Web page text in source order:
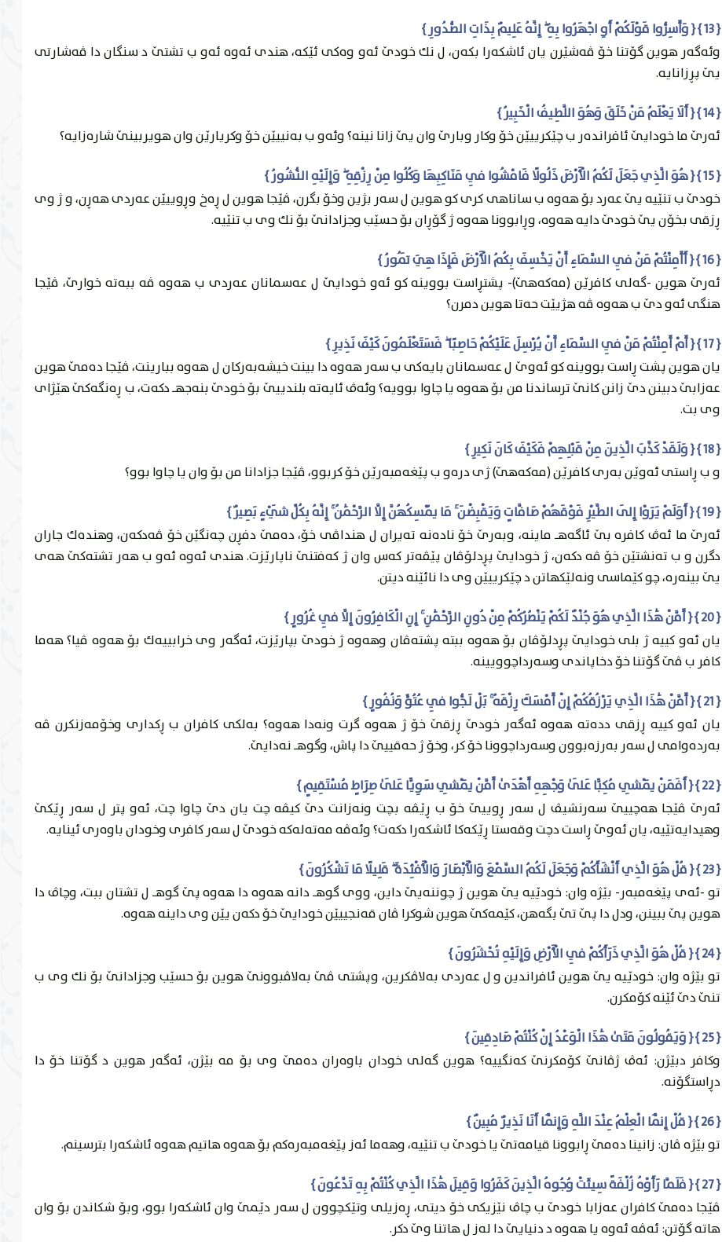
{ 13 } { وَأَسِرُّوا قَوْلَكُمْ أَوِ اجْهَرُوا بِهِ ۖ إِنَّهُ عَلِيمٌ بِذَاتِ الصُّدُورِ }
وئه‌گه‌ر هوين گۆتنا خۆ ڤه‌شێرن يان ئاشكه‌را بكه‌ن، ل نك خودێ ئه‌و وه‌كى ئێكه‌، هندى ئه‌وه‌ ئه‌و ب تشتێ د سنگان دا ڤه‌شارتى
يێ پڕزانايه.
{ 14 } { أَلَا يَعْلَمُ مَنْ خَلَقَ وَهُوَ اللَّطِيفُ الْخَبِيرُ }
ئه‌رێ ما خودايێ ئافرانده‌ر ب چێكرییێن خۆ وكار وبارێ وان يێ زانا نينه‌؟ وئه‌و ب به‌نییێن خۆ وكريارێن وان هويربينێ شاره‌زايه‌؟
{ 15 } { هُوَ الَّذِي جَعَلَ لَكُمُ الْأَرْضَ ذَلُولًا فَامْشُوا فِي مَنَاكِبِهَا وَكُلُوا مِنْ رِزْقِهِ ۖ وَإِلَيْهِ النُّشُورُ }
خودێ ب تنێیه‌ يێ عه‌رد بۆ هه‌وه‌ ب ساناهى كرى كو هوين ل سه‌ر بژين وخۆ بگرن، ڤێجا هوين ل ڕه‌خ وڕوییێن عه‌ردى هه‌ڕن، و ژ وى
ڕزقى بخۆن يێ خودێ دايه‌ هه‌وه‌، وڕابوونا هه‌وه‌ ژ گۆڕان بۆ حسێب وجزادانێ بۆ نك وى ب تنێیه‌.
{ 16 } { أَأَمِنْتُمْ مَنْ فِي السَّمَاءِ أَنْ يَخْسِفَ بِكُمُ الْأَرْضَ فَإِذَا هِيَ تَمُورُ }
ئه‌رێ هوين -گه‌لی كافرێن (مه‌كه‌هێ)- پشتڕاست بووينه‌ كو ئه‌و خودايێ ل عه‌سمانان عه‌ردى ب هه‌وه‌ ڤه‌ ببه‌ته‌ خوارێ، ڤێجا
هنگى ئه‌و دێ ب هه‌وه‌ ڤه‌ هژيێت حه‌تا هوين دمرن؟
{ 17 } { أَمْ أَمِنْتُمْ مَنْ فِي السَّمَاءِ أَنْ يُرْسِلَ عَلَيْكُمْ حَاصِبًا ۖ فَسَتَعْلَمُونَ كَيْفَ نَذِيرِ }
يان هوين پشت ڕاست بووينه‌ كو ئه‌وێ ل عه‌سمانان بايه‌كى ب سه‌ر هه‌وه‌ دا بينت خيشه‌به‌ركان ل هه‌وه‌ ببارينت، ڤێجا ده‌مێ هوين
عه‌زابێ دبينن دێ زانن كانێ ترساندنا من بۆ هه‌وه‌ يا چاوا بوويه‌؟ وئه‌ڤ ئايه‌ته‌ بلندییێ بۆ خودێ بنه‌جهـ دكه‌ت، ب ڕه‌نگه‌كێ هێژاى
وى بت.
{ 18 } { وَلَقَدْ كَذَّبَ الَّذِينَ مِنْ قَبْلِهِمْ فَكَيْفَ كَانَ نَكِيرِ }
و ب ڕاستى ئه‌وێن به‌رى كافرێن (مه‌كه‌هێ) ژى دره‌و ب پێغه‌مبه‌رێن خۆ كربوو، ڤێجا جزادانا من بۆ وان يا چاوا بوو؟
{ 19 } { أَوَلَمْ يَرَوْا إِلَى الطَّيْرِ فَوْقَهُمْ صَافَّاتٍ وَيَقْبِضْنَ ۚ مَا يُمْسِكُهُنَّ إِلَّا الرَّحْمَٰنُ ۚ إِنَّهُ بِكُلِّ شَيْءٍ بَصِيرٌ }
ئه‌رێ ما ئه‌ڤ كافره‌ بێ ئاگه‌هـ ماينه‌، وبه‌رێ خۆ ناده‌نه‌ ته‌يران ل هنداڤى خۆ، ده‌مێ دفڕن چه‌نگێن خۆ ڤه‌دكه‌ن، وهنده‌ك جاران
دگرن و ب ته‌نشتێن خۆ ڤه‌ دكه‌ن، ژ خودايێ پڕدلۆڤان پێڤه‌تر كه‌س وان ژ كه‌فتنێ ناپارێزت. هندى ئه‌وه‌ ئه‌و ب هه‌ر تشته‌كێ هه‌ى
يێ بينه‌ره‌، چو كێماسى ونه‌لێكهاتن د چێكرییێن وى دا نائێنه‌ ديتن.
{ 20 } { أَمَّنْ هَٰذَا الَّذِي هُوَ جُنْدٌ لَكُمْ يَنْصُرُكُمْ مِنْ دُونِ الرَّحْمَٰنِ ۚ إِنِ الْكَافِرُونَ إِلَّا فِي غُرُورٍ }
يان ئه‌و كییه‌ ژ بلی خودايێ پڕدلۆڤان بۆ هه‌وه‌ ببته‌ پشته‌ڤان وهه‌وه ژ خودێ بپارێزت، ئه‌گه‌ر وى خرابییه‌ك بۆ هه‌وه‌ ڤيا؟ هه‌ما
كافر ب ڤێ گۆتنا خۆ دخاپاندى وسه‌رداچوويينه‌.
{ 21 } { أَمَّنْ هَٰذَا الَّذِي يَرْزُقُكُمْ إِنْ أَمْسَكَ رِزْقَهُ ۚ بَلْ لَجُّوا فِي عُتُوٍّ وَنُفُورٍ }
يان ئه‌و كییه‌ ڕزقى دده‌ته‌ هه‌وه‌ ئه‌گه‌ر خودێ ڕزقێ خۆ ژ هه‌وه‌ گرت ونه‌دا هه‌وه‌؟ به‌لكى كافران ب ڕكدارى وخۆمه‌زنكرن ڤه‌
به‌رده‌وامى ل سه‌ر به‌رزه‌بوون وسه‌رداچوونا خۆ كر، وخۆ ژ حه‌قییێ دا پاش، وگوهـ نه‌دايێ.
{ 22 } { أَفَمَنْ يَمْشِي مُكِبًّا عَلَىٰ وَجْهِهِ أَهْدَىٰ أَمَّنْ يَمْشِي سَوِيًّا عَلَىٰ صِرَاطٍ مُسْتَقِيمٍ }
ئه‌رێ ڤێجا هه‌چییێ سه‌رنشيڤ ل سه‌ر ڕوییێ خۆ ب ڕێڤه‌ بچت ونه‌زانت دێ كيڤه‌ چت يان دێ چاوا چت، ئه‌و پتر ل سه‌ر ڕێكێ
وهيدايه‌تێیه‌، يان ئه‌وێ ڕاست دچت وقه‌ستا ڕێكه‌كا ئاشكه‌را دكه‌ت؟ وئه‌ڤه‌ مه‌ته‌له‌كه‌ خودێ ل سه‌ر كافرى وخودان باوه‌رى ئينايه‌.
{ 23 } { قُلْ هُوَ الَّذِي أَنْشَأَكُمْ وَجَعَلَ لَكُمُ السَّمْعَ وَالْأَبْصَارَ وَالْأَفْئِدَةَ ۖ قَلِيلًا مَا تَشْكُرُونَ }
تو -ئه‌ى پێغه‌مبه‌ر- بێژه‌ وان: خودێیه‌ يێ هوين ژ چوننه‌يێ داين، ووى گوهـ دانه‌ هه‌وه‌ دا هه‌وه‌ پێ گوهـ ل تشتان ببت، وچاڤ دا
هوين پێ ببينن، ودل دا پێ تێ بگه‌هن، كێمه‌كێ هوين شوكرا ڤان قه‌نجییێن خودايێ خۆ دكه‌ن يێن وى داينه‌ هه‌وه‌.
{ 24 } { قُلْ هُوَ الَّذِي ذَرَأَكُمْ فِي الْأَرْضِ وَإِلَيْهِ تُحْشَرُونَ }
تو بێژه‌ وان: خودێیه‌ يێ هوين ئافراندين و ل عه‌ردى به‌لاڤكرين، وپشتى ڤێ به‌لاڤبوونێ هوين بۆ حسێب وجزادانێ بۆ نك وى ب
تنێ دێ ئێنه‌ كۆمكرن.
{ 25 } { وَيَقُولُونَ مَتَىٰ هَٰذَا الْوَعْدُ إِنْ كُنْتُمْ صَادِقِينَ }
وكافر دبێژن: ئه‌ڤ ژڤانێ كۆمكرنێ كه‌نگییه‌؟ هوين گه‌لی خودان باوه‌ران ده‌مێ وى بۆ مه‌ بێژن، ئه‌گه‌ر هوين د گۆتنا خۆ دا
دڕاستگۆنه‌.
{ 26 } { قُلْ إِنَّمَا الْعِلْمُ عِنْدَ اللَّهِ وَإِنَّمَا أَنَا نَذِيرٌ مُبِينٌ }
تو بێژه‌ ڤان: زانينا ده‌مێ ڕابوونا قيامه‌تێ يا خودێ ب تنێیه‌، وهه‌ما ئه‌ز پێغه‌مبه‌ره‌كم بۆ هه‌وه‌ هاتيم هه‌وه‌ ئاشكه‌را بترسينم.
{ 27 } { فَلَمَّا رَأَوْهُ زُلْفَةً سِيئَتْ وُجُوهُ الَّذِينَ كَفَرُوا وَقِيلَ هَٰذَا الَّذِي كُنْتُمْ بِهِ تَدَّعُونَ }
ڤێجا ده‌مێ كافران عه‌زابا خودێ ب چاڤ نێزيكى خۆ ديتى، ڕه‌زيلی وتێكچوون ل سه‌ر دێمێ وان ئاشكه‌را بوو، وبۆ شكاندن بۆ وان
هاته‌ گۆتن: ئه‌ڤه‌ ئه‌وه‌ يا هه‌وه‌ د دنيايێ دا له‌ز ل هاتنا وێ دكر.